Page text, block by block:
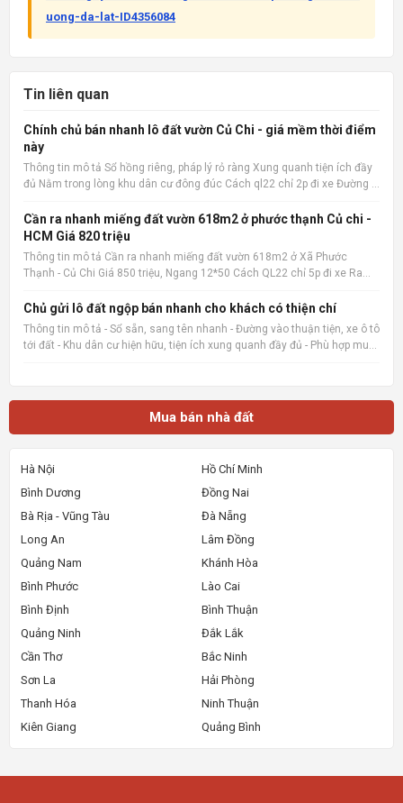
uong-da-lat-ID4356084
Tin liên quan
Chính chủ bán nhanh lô đất vườn Củ Chi - giá mềm thời điểm
này
Thông tin mô tả Sổ hồng riêng, pháp lý rỏ ràng Xung quanh tiện ích đầy
đủ Nằm trong lòng khu dân cư đông đúc Cách ql22 chỉ 2p đi xe Đường ô
Muabannhadat.com &mdash; Sàn rao vặt nhà đất uy tín 🔗
Cần ra nhanh miếng đất vườn 618m2 ở phước thạnh Củ chi -
HCM Giá 820 triệu
Thông tin mô tả Cần ra nhanh miếng đất vườn 618m2 ở Xã Phước
Thạnh - Củ Chi Giá 850 triệu, Ngang 12*50 Cách QL22 chỉ 5p đi xe Ra
600m 📌 Nguồn tin: Muabannhadat.com &mdash; Sàn rao vặt
Chủ gửi lô đất ngộp bán nhanh cho khách có thiện chí
Thông tin mô tả - Sổ sẵn, sang tên nhanh - Đường vào thuận tiện, xe ô tô
tới đất - Khu dân cư hiện hữu, tiện ích xung quanh đầy đủ - Phù hợp mua
Mua bán nhà đất
Hà Nội
Hồ Chí Minh
Bình Dương
Đồng Nai
Bà Rịa - Vũng Tàu
Đà Nẵng
Long An
Lâm Đồng
Quảng Nam
Khánh Hòa
Bình Phước
Lào Cai
Bình Định
Bình Thuận
Quảng Ninh
Đắk Lắk
Cần Thơ
Bắc Ninh
Sơn La
Hải Phòng
Thanh Hóa
Ninh Thuận
Kiên Giang
Quảng Bình